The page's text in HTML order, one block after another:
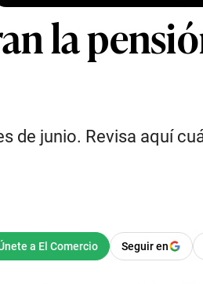
la
de junio. Revisa aquí
Seguir en